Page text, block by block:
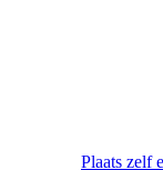
Plaats zelf